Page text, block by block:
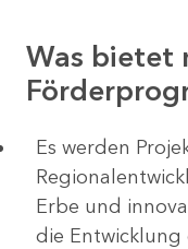
Was bietet
Es werden
Erbe und
die Entwicklung